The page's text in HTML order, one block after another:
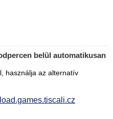
belül automatikusan
használja az alternatív